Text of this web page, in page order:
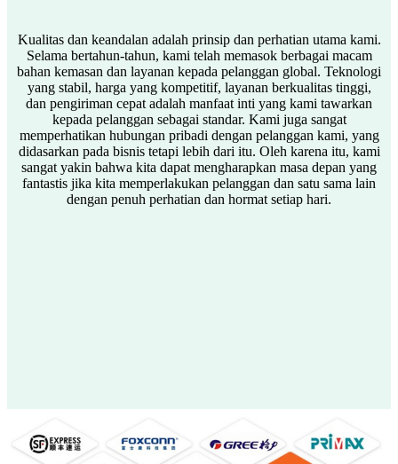
Kualitas dan keandalan adalah prinsip dan perhatian utama kami.
Selama bertahun-tahun, kami telah memasok berbagai macam
bahan kemasan dan layanan kepada pelanggan global. Teknologi
yang stabil, harga yang kompetitif, layanan berkualitas tinggi,
dan pengiriman cepat adalah manfaat inti yang kami tawarkan
kepada pelanggan sebagai standar. Kami juga sangat
memperhatikan hubungan pribadi dengan pelanggan kami, yang
didasarkan pada bisnis tetapi lebih dari itu. Oleh karena itu, kami
sangat yakin bahwa kita dapat mengharapkan masa depan yang
fantastis jika kita memperlakukan pelanggan dan satu sama lain
dengan penuh perhatian dan hormat setiap hari.